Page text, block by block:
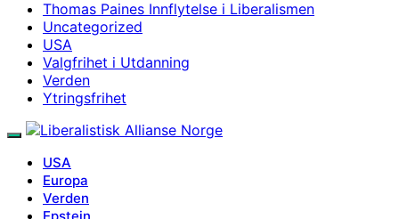
Thomas Paines Innflytelse i Liberalismen
Uncategorized
USA
Valgfrihet i Utdanning
Verden
Ytringsfrihet
USA
Europa
Verden
Epstein